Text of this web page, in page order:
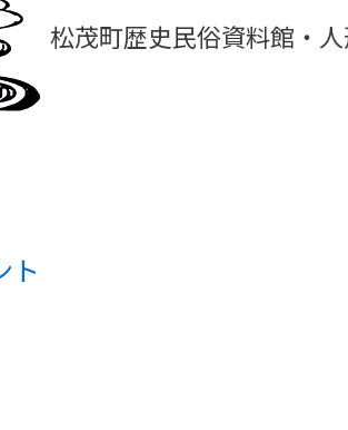
松茂町歴史民俗資料館・
ト